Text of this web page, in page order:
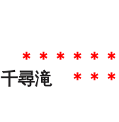
＊＊＊＊＊
千尋滝
＊＊